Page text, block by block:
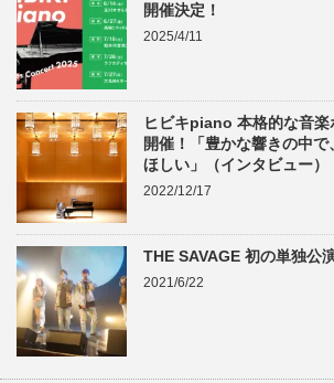
開催決定！
2025/4/11
ヒビキpiano 本格的な音
開催！「豊かな響きの中
ほしい」（インタビュー）
2022/12/17
THE SAVAGE 初の単独公
2021/6/22